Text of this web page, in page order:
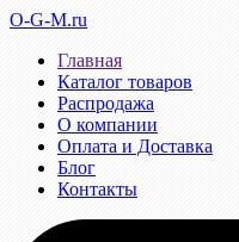
O-G-M.ru
Главная
Каталог товаров
Распродажа
О компании
Оплата и Доставка
Блог
Контакты